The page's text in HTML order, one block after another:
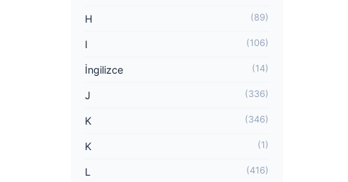
H (89)
I (106)
İngilizce (14)
J (336)
K (346)
K (1)
L (416)